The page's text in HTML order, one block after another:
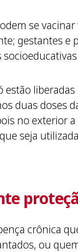
se
gestantes e
estão
duas doses
no exterior a
seja
crônica
ou